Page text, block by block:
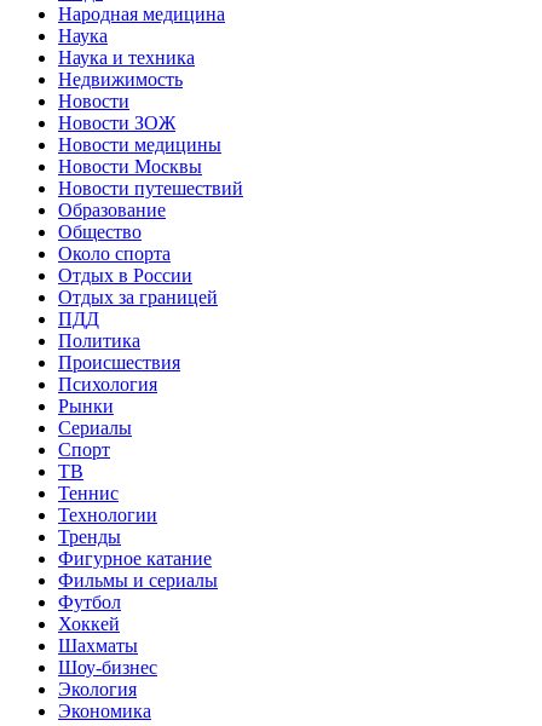
Народная медицина
Наука
Наука и техника
Недвижимость
Новости
Новости ЗОЖ
Новости медицины
Новости Москвы
Новости путешествий
Образование
Общество
Около спорта
Отдых в России
Отдых за границей
ПДД
Политика
Происшествия
Психология
Рынки
Сериалы
Спорт
ТВ
Теннис
Технологии
Тренды
Фигурное катание
Фильмы и сериалы
Футбол
Хоккей
Шахматы
Шоу-бизнес
Экология
Экономика